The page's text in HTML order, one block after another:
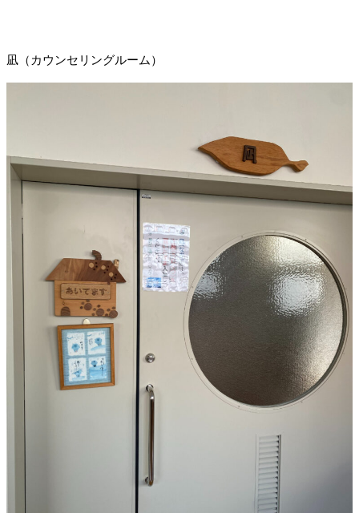
凪（カウンセリングルーム）